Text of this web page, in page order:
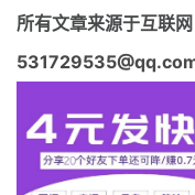
所有文章来源于互联
531729535@qq.com